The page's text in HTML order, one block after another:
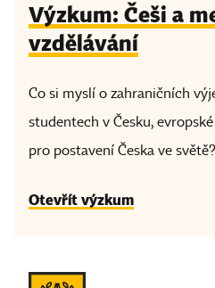
Výzkum: Češi a
vzdělávání
Co si myslí o zahraničních
studentech v Česku,
pro postavení Česka ve světě?
Otevřít výzkum